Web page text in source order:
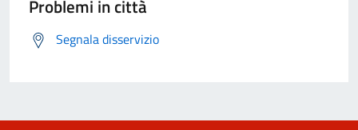
Problemi in città
Segnala disservizio